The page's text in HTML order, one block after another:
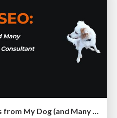
Pawsitive SEO: Lessons from My Dog (and Many Mistakes) on Thriving as a Consultant in the Age of AI